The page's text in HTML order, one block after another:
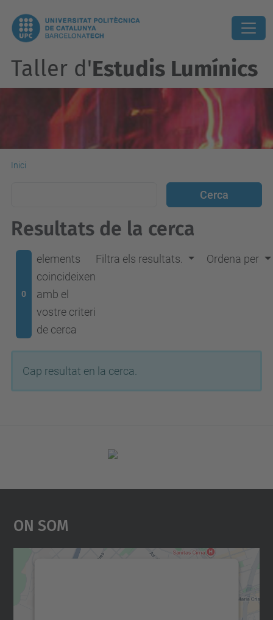
Taller d'Estudis Lumínics
Inici
Resultats de la cerca
0
elements
coincideixen
amb el
vostre criteri
de cerca
Filtra els resultats. Ordena per
Cap resultat en la cerca.
On Som